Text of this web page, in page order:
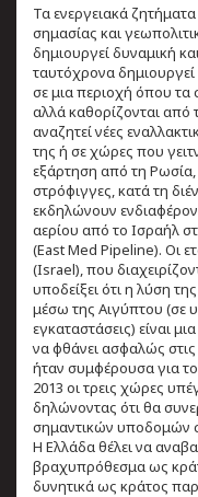
Τα ενεργειακά
σημασίας και
δημιουργεί δυναμική
ταυτόχρονα δημιουργεί
σε μια περιοχή όπου τα
αλλά καθορίζονται από
αναζητεί νέες
της ή σε χώρες που
εξάρτηση από τη Ρωσία,
στρόφιγγες, κατά τη
εκδηλώνουν
αερίου από το Ισραήλ
(East Med Pipeline). Οι
(Israel), που
υποδείξει ότι η λύση
μέσω της Αιγύπτου (σε
εγκαταστάσεις) είναι
να φθάνει ασφαλώς
ήταν συμφέρουσα για
2013 οι τρεις χώρες
δηλώνοντας ότι θα
σημαντικών υποδομών
Η Ελλάδα θέλει να
βραχυπρόθεσμα ως
δυνητικά ως κράτος